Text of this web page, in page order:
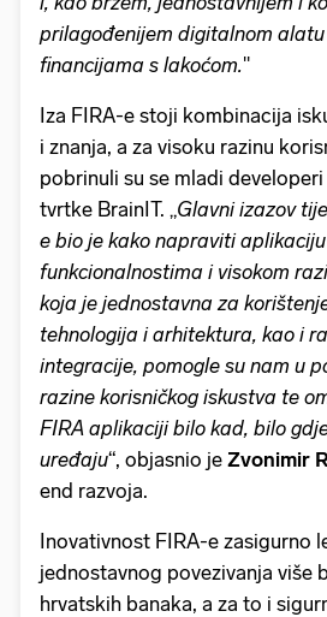
prilagođenijem digitalnom
financijama s lakoćom."
Iza FIRA-e stoji kombinacija
i znanja, a za visoku razinu
pobrinuli su se mladi
tvrtke BrainIT. „Glavni izazov
e bio je kako napraviti
funkcionalnostima i visokom
koja je jednostavna za
tehnologija i arhitektura, kao i
integracije, pomogle su nam u
razine korisničkog iskustva te
FIRA aplikaciji bilo kad, bilo
uređaju“, objasnio je Zvonimir
end razvoja.
Inovativnost FIRA-e zasigurno
jednostavnog povezivanja više
hrvatskih banaka, a za to i